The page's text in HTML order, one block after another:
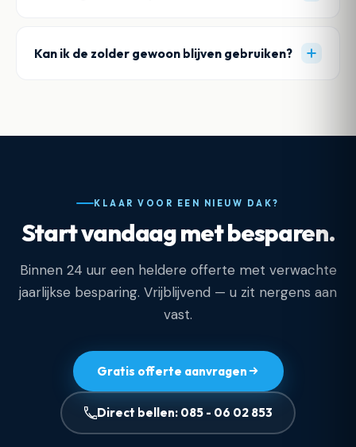
Kan ik de zolder gewoon blijven gebruiken?
KLAAR VOOR EEN NIEUW DAK?
Start vandaag met besparen.
Binnen 24 uur een heldere offerte met verwachte
jaarlijkse besparing. Vrijblijvend — u zit nergens aan
vast.
Gratis offerte aanvragen
Direct bellen: 085 - 06 02 853